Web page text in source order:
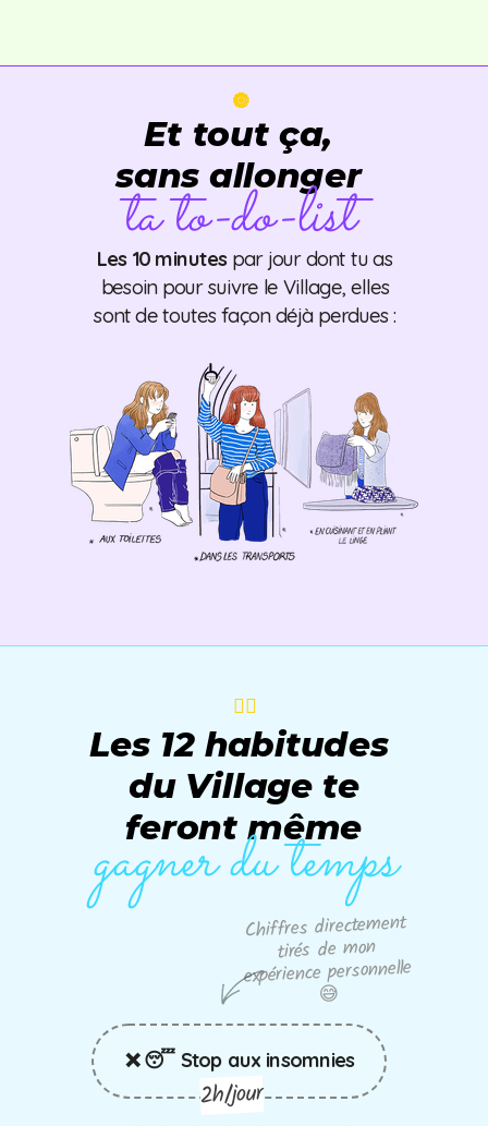
Et tout ça,
sans allonger
🔘
ta to-do-list
Les 10 minutes par jour dont tu as
besoin pour suivre le Village, elles
sont de toutes façon déjà perdues :
Les 12 habitudes
du Village te
feront même
🙆‍♀️
gagner du temps
❌ 😴 Stop aux insomnies
2h/jour
Chiffres directement
tirés de mon
expérience personnelle
😅